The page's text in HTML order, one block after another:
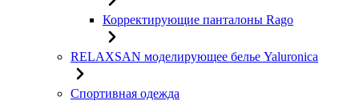
Корректирующие панталоны Rago
RELAXSAN моделирующее белье Yaluroniсa
Спортивная одежда